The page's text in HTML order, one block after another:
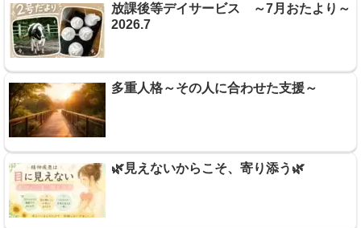
放課後等デイサービス ～7月おたより～
2026.7
多重人格～その人に合わせた支援～
🌿見えないからこそ、寄り添う🌿